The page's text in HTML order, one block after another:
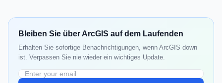
Bleiben Sie über ArcGIS auf dem Laufenden
Erhalten Sie sofortige Benachrichtigungen, wenn ArcGIS down
ist. Verpassen Sie nie wieder ein wichtiges Update.